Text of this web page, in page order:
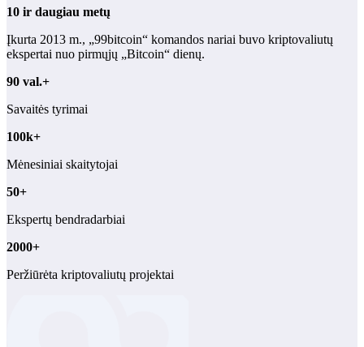
10 ir daugiau metų
Įkurta 2013 m., „99bitcoin“ komandos nariai buvo kriptovaliutų
ekspertai nuo pirmųjų „Bitcoin“ dienų.
90 val.+
Savaitės tyrimai
100k+
Mėnesiniai skaitytojai
50+
Ekspertų bendradarbiai
2000+
Peržiūrėta kriptovaliutų projektai